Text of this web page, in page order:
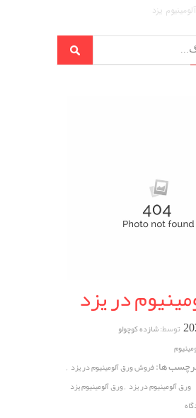
در یزد
توسط:شازده کوچولو
ها:فروش ورق آلومینیوم در یزد ,
ورق آلومینیوم در یزد ,ورق آلومینیوم یزد